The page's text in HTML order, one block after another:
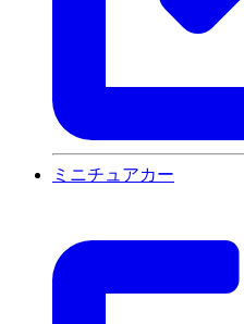
ミニチュアカー